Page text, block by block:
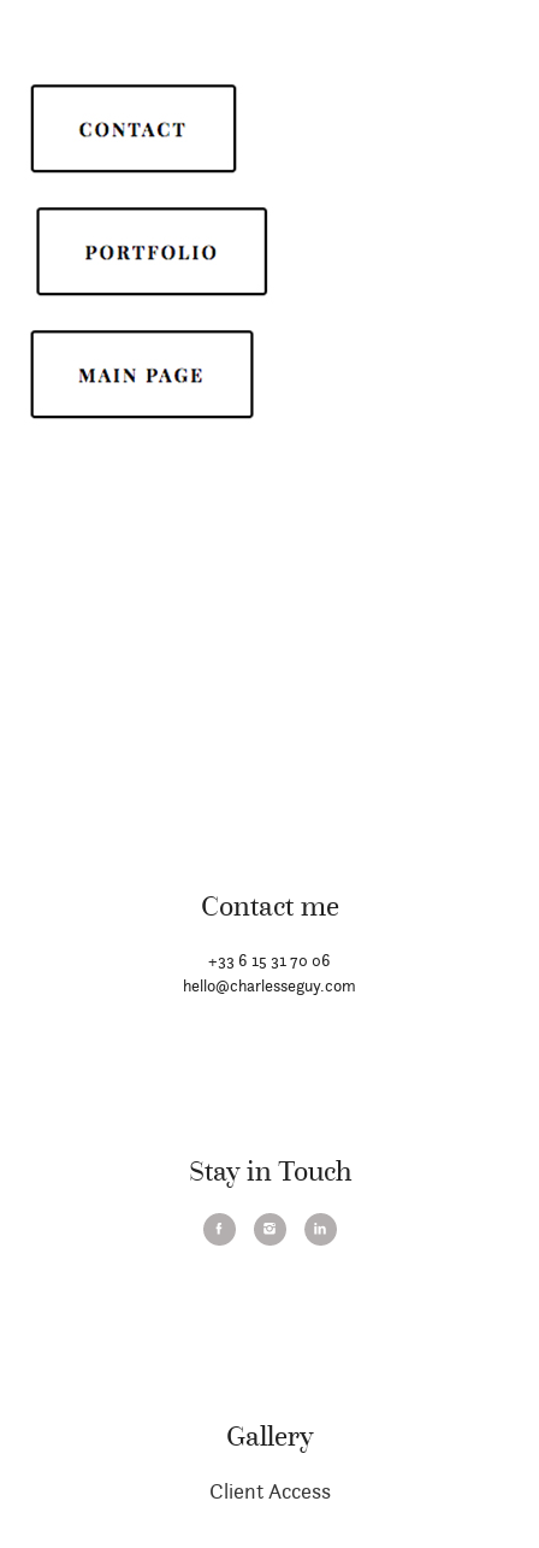
Contact me
+33 6 15 31 70 06
hello@charlesseguy.com
Stay in Touch
Gallery
Client Access